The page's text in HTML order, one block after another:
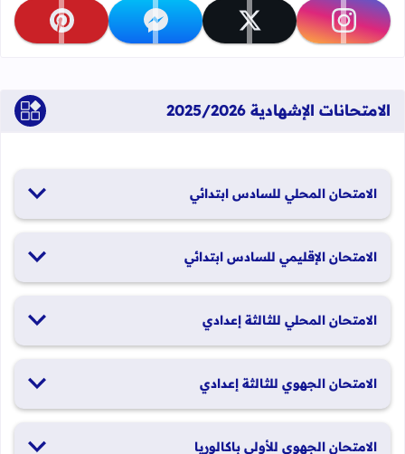
تابعنا على instagram تابعنا على x تابعنا على messenger تابعنا على pinterest
الامتحانات الإشهادية 2025/2026
الامتحان المحلي للسادس ابتدائي
الامتحان الإقليمي للسادس ابتدائي
الامتحان المحلي للثالثة إعدادي
الامتحان الجهوي للثالثة إعدادي
الامتحان الجهوي للأولى باكالوريا